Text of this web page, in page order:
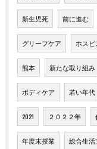
新生児死 前に進む
グリーフケア ホスピ
熊本 新たな取り組み
ボディケア 若い年代
2021 ２０２２年
年度末授業 総合生活